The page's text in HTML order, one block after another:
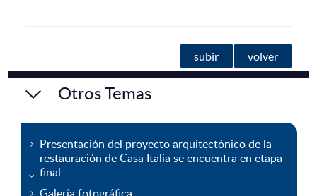
subir volver
Otros Temas
Presentación del proyecto arquitectónico de la
restauración de Casa Italia se encuentra en etapa
final